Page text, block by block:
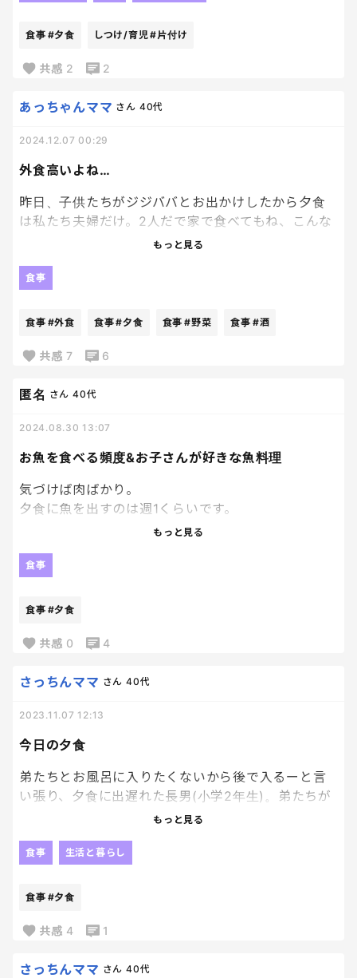
き！！としたり、
夕食後の微妙な時間のデザートの要求に応えるアイ
この前注文し忘れて やば！！！とちょっお焦ってい
心。笑
絶対なくならないでほしい🥹✨✨✨
食事 #夕食 しつけ/育児#片付け
共感 2 2
外食高いよね…
あっちゃんママ さん 40代
2024.12.07 00:29
昨日、子供たちがジジババとお出かけしたから夕食
は私たち夫婦だけ。2人だで家で食べてもね、こんな
機会ないし外食しよっかとちょっとオシャレなイタ
価高だからって野菜サラダで1500円パスタだけで
旦那お酒数杯飲んで、お会計1万越え。スーパーで何
根性丸出しになってしまった。こんなオシャレな店の
思いました。
もっと見る
食事
食事 #外食 食事#夕食 食事 #野菜 食事 #酒
共感 7 6
お魚を食べる頻度&お子さんが好きな魚料理
匿名 さん 40代
2024.08.30 13:07
気づけば肉ばかり。
夕食に魚を出すのは週1くらいです。
鮭が一番多いけど、
メカジキのバターソテー的な。
くらいしか思い浮かばず…
冷凍のアジフライや白身魚のフライとか買った方が
ラクかな…
皆さん、お魚どれくらいの頻度で食卓に並びます
か？
お子さんが好きな魚料理はなんですか？🐟
もっと見る
食事
食事 #夕食
共感 0 4
今日の夕食
さっちんママ さん 40代
2023.11.07 12:13
弟たちとお風呂に入りたくないから後で入るーと言
い張り、夕食に出遅れた長男(小学2年生)。弟たちが
にいにの焼売も食べちゃおうーとふざけて言ったと
これ面倒くさいやつだ…。
し、情けないだろー！！
きながらご飯を食べてる長男。しっかりしてくれー
もっと見る
食事 生活と暮らし
食事 #夕食
共感 4 1
さっちんママ さん 40代